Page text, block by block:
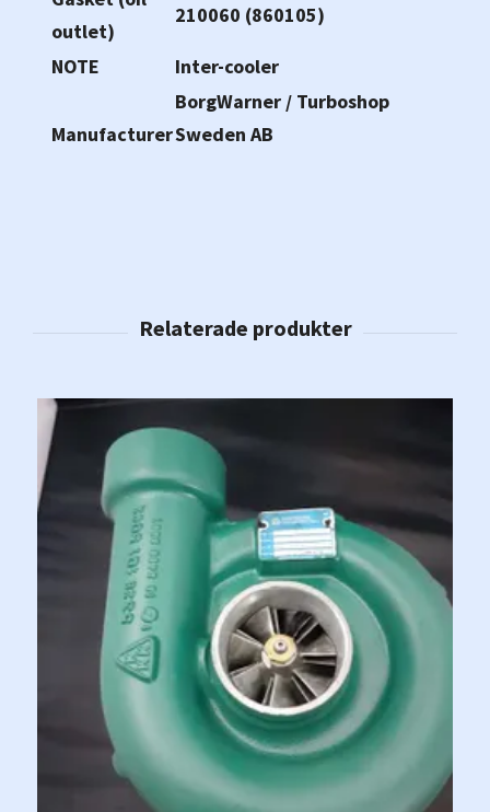
outlet)
210060 (860105)
NOTE Inter-cooler
Manufacturer
BorgWarner / Turboshop
Sweden AB